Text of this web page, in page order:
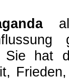
Sie hat